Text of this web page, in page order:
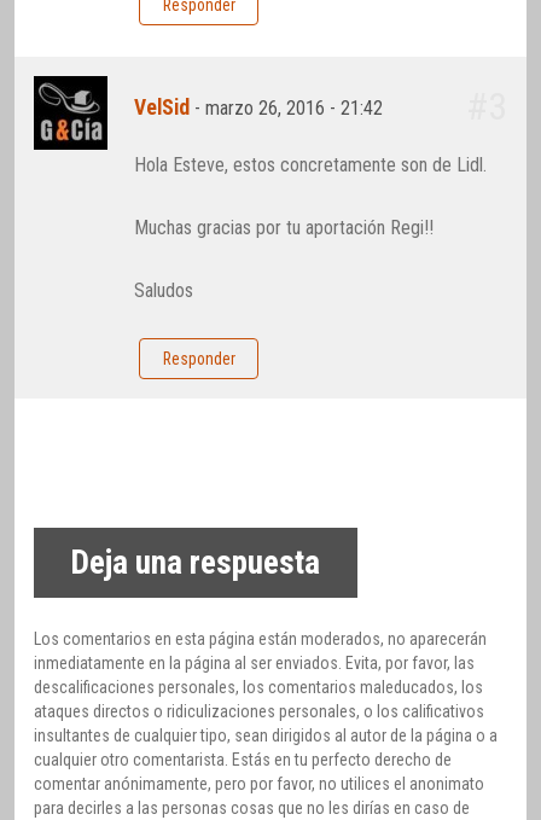
Responder
VelSid -marzo 26, 2016 - 21:42
Hola Esteve, estos concretamente son de Lidl.
Muchas gracias por tu aportación Regi!!
Saludos
Responder
Deja una respuesta
Los comentarios en esta página están moderados, no aparecerán
inmediatamente en la página al ser enviados. Evita, por favor, las
descalificaciones personales, los comentarios maleducados, los
ataques directos o ridiculizaciones personales, o los calificativos
insultantes de cualquier tipo, sean dirigidos al autor de la página o a
cualquier otro comentarista. Estás en tu perfecto derecho de
comentar anónimamente, pero por favor, no utilices el anonimato
para decirles a las personas cosas que no les dirías en caso de